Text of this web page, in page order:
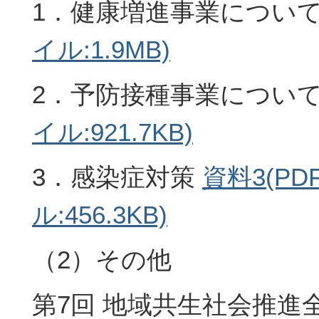
1．健康増進事業につい
イル:1.9MB)
2．予防接種事業につい
イル:921.7KB)
3．感染症対策 資料
ル:456.3KB)
（2）その他
第7回 地域共生社会推進